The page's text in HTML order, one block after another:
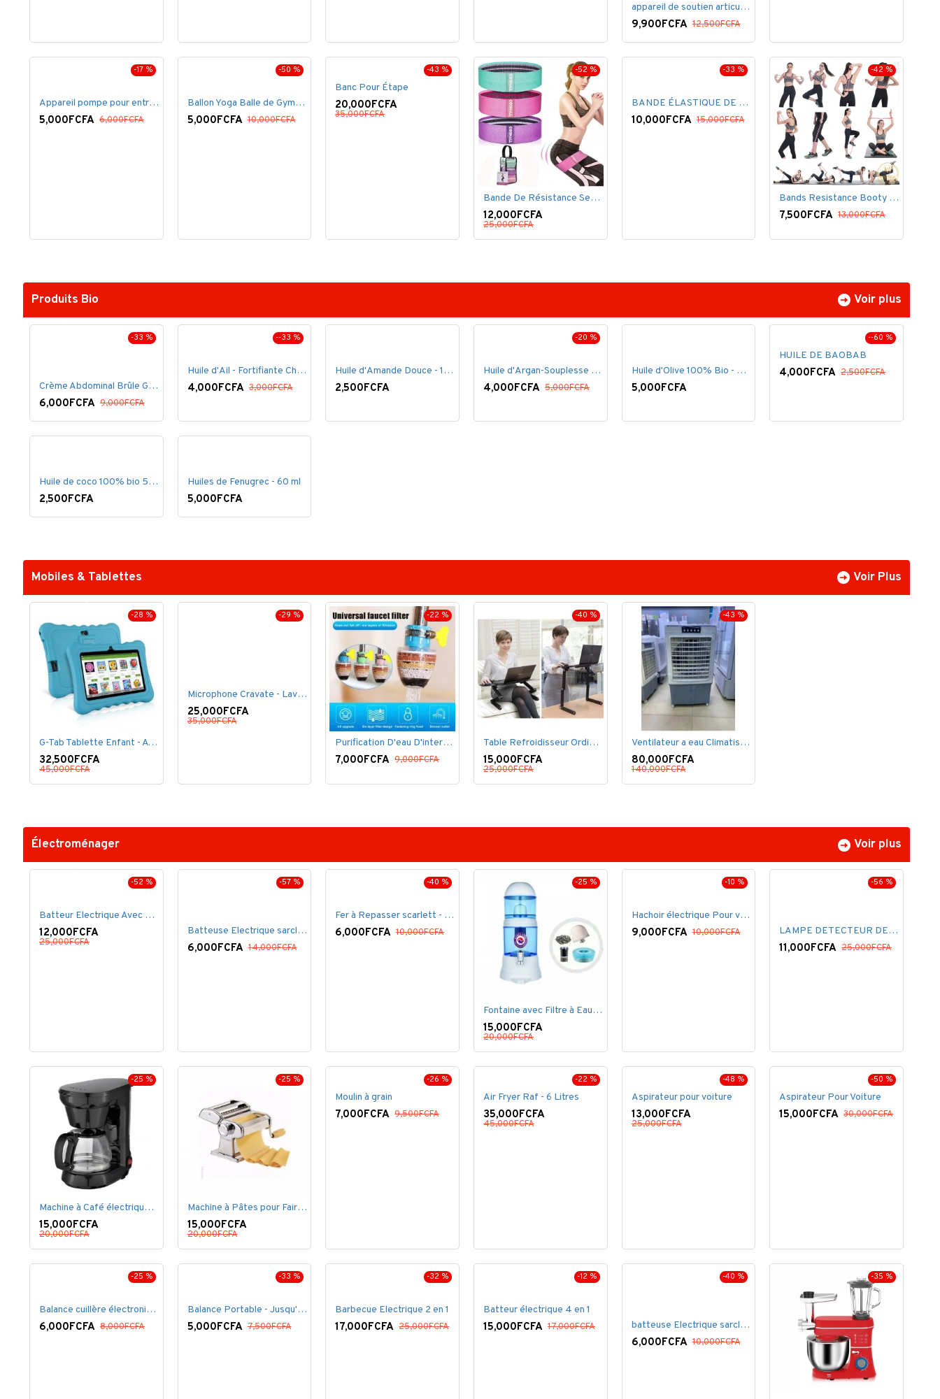
appareil de soutien articulaire
9,900FCFA 12,500FCFA
-17 %
Appareil pompe pour entrainement pectoraux
5,000FCFA 6,000FCFA
-50 %
Ballon Yoga Balle de Gymnastique Sans Pompe
5,000FCFA 10,000FCFA
-43 %
Banc Pour Étape
20,000FCFA
35,000FCFA
-52 %
Bande De Résistance Set, 3 Bande Élastique De Résistance
12,000FCFA
25,000FCFA
-33 %
BANDE ÉLASTIQUE DE SOUTIEN 8 PCS
10,000FCFA 15,000FCFA
-42 %
Bands Resistance Booty Kit Belt Butt
7,500FCFA 13,000FCFA
Produits Bio Voir plus
-33 %
Crème Abdominal Brûle Graisse - Effet Rapide - 170grs
6,000FCFA 9,000FCFA
--33 %
Huile d'Ail - Fortifiante Cheveux
4,000FCFA 3,000FCFA
Huile d'Amande Douce - 100% Bio - 60 ml
2,500FCFA
-20 %
Huile d'Argan-Souplesse 100% Bio - 60 ml
4,000FCFA 5,000FCFA
Huile d'Olive 100% Bio - 60 ml
5,000FCFA
--60 %
HUILE DE BAOBAB
4,000FCFA 2,500FCFA
Huile de coco 100% bio 50 ml
2,500FCFA
Huiles de Fenugrec - 60 ml
5,000FCFA
Mobiles & Tablettes Voir Plus
-28 %
G-Tab Tablette Enfant - A707 - Ecran 7" - RAM 1 Go - ROM 8 Go - 0.3 Mégapixels + pochette offerte
32,500FCFA
45,000FCFA
-29 %
Microphone Cravate - Lavalier pour smartphone, enregistrement vidéo YouTube Live Stream K60 For Type
25,000FCFA
35,000FCFA
-22 %
Purification D'eau D'interface De Filtre De Robinet
7,000FCFA 9,000FCFA
-40 %
Table Refroidisseur Ordinateur Portable
15,000FCFA
25,000FCFA
-43 %
Ventilateur a eau Climatiseur Mobile Grand Model.
80,000FCFA
140,000FCFA
Électroménager Voir plus
-52 %
Batteur Electrique Avec Bol en inox
12,000FCFA
25,000FCFA
-57 %
Batteuse Electrique sarclette à main– 7 vitesses
6,000FCFA 14,000FCFA
-40 %
Fer à Repasser scarlett - 1200 W - Bleu Blanc
6,000FCFA 10,000FCFA
-25 %
Fontaine avec Filtre à Eau - 16 Litres - Blanc
15,000FCFA
20,000FCFA
-10 %
Hachoir électrique Pour viandes et légumes -Rouge
9,000FCFA 10,000FCFA
-56 %
LAMPE DETECTEUR DE MOUVEMENT SOLAR SENSOR LIGHT
11,000FCFA 25,000FCFA
-25 %
Machine à Café électrique - Noir -1.5 litres.
15,000FCFA
20,000FCFA
-25 %
Machine à Pâtes pour Faire des Spaghetti - Argent
15,000FCFA
20,000FCFA
-26 %
Moulin à grain
7,000FCFA 9,500FCFA
-22 %
Air Fryer Raf - 6 Litres
35,000FCFA
45,000FCFA
-48 %
Aspirateur pour voiture
13,000FCFA
25,000FCFA
-50 %
Aspirateur Pour Voiture
15,000FCFA 30,000FCFA
-25 %
Balance cuillère électronique
6,000FCFA 8,000FCFA
-33 %
Balance Portable - Jusqu'à 50 kg - Noir
5,000FCFA 7,500FCFA
-32 %
Barbecue Electrique 2 en 1
17,000FCFA 25,000FCFA
-12 %
Batteur électrique 4 en 1
15,000FCFA 17,000FCFA
-40 %
batteuse Electrique sarclette - 7 Vitesses 260 W.
6,000FCFA 10,000FCFA
-35 %